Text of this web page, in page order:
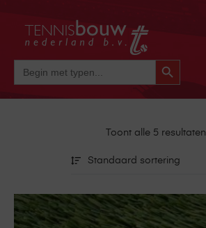
Naar:
Zoekknop
Toont alle 5 resultaten
Standaard sortering